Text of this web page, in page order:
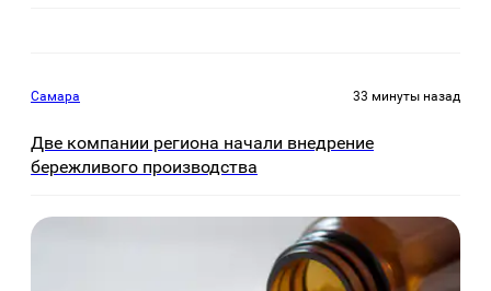
Самара 33 минуты назад
Две компании региона начали внедрение
бережливого производства